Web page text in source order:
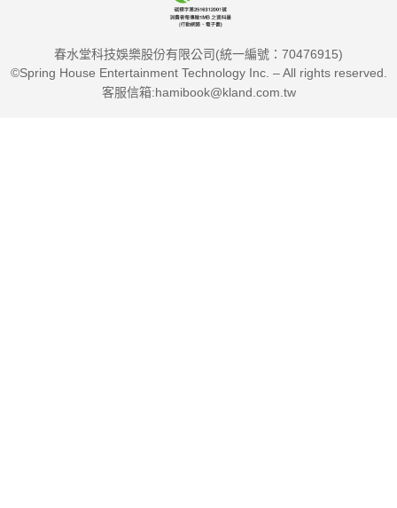
4.邀請兒童文學界優秀作繪者共同創作，結合童書的文學性和進
欲望，打好學習的基礎。
春水堂科技娛樂股份有限公司(統一編號：70476915)
©Spring House Entertainment Technology Inc. – All rights reserved.
客服信箱:hamibook@kland.com.tw